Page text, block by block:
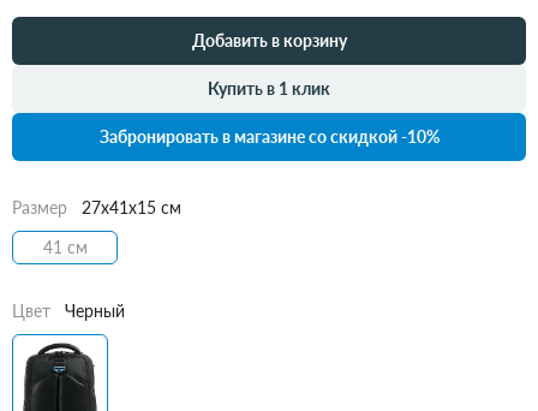
Добавить в корзину
Купить в 1 клик
Забронировать в магазине со скидкой -10%
Размер
27x41x15 см
41 см
Цвет Черный